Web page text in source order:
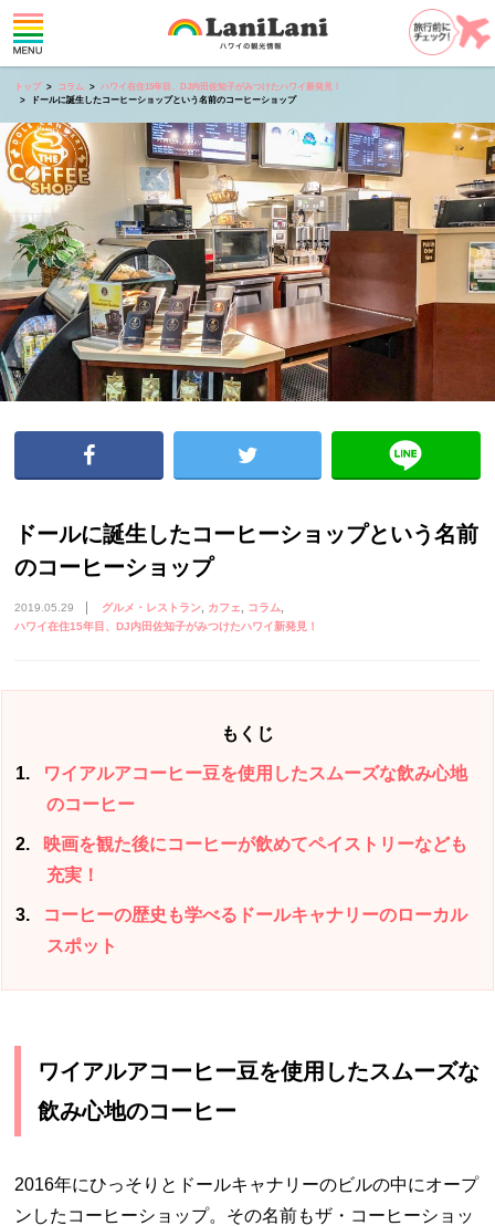
トップ コラム
ハワイ在住15年目、DJ内田佐知子がみつけたハワイ新発見！
ドールに誕生したコーヒーショップという名前のコーヒーショップ
ドールに誕生したコーヒーショップという名前
のコーヒーショップ
2019.05.29 グルメ・レストラン カフェ
コラム
ハワイ在住15年目、DJ内田佐知子がみつけたハワイ新発見！
もくじ
1
ワイアルアコーヒー豆を使用したスムーズな飲み心地
のコーヒー
2
映画を観た後にコーヒーが飲めてペイストリーなども
充実！
3
コーヒーの歴史も学べるドールキャナリーのローカル
スポット
ワイアルアコーヒー豆を使用したスムーズな
飲み心地のコーヒー
2016年にひっそりとドールキャナリーのビルの中にオープ
ンしたコーヒーショップ。その名前もザ・コーヒーショッ